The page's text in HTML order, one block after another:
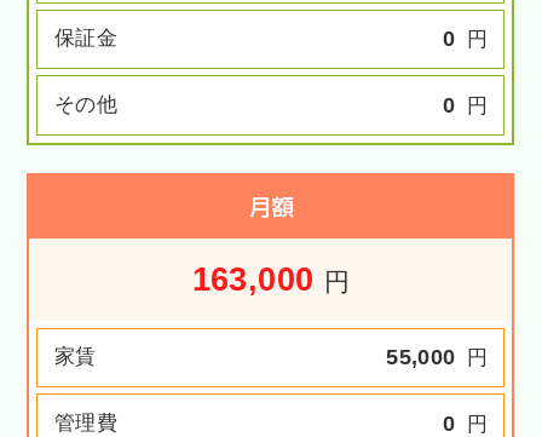
保証金 0 円
その他 0 円
月額
163,000 円
家賃 55,000 円
管理費 0 円